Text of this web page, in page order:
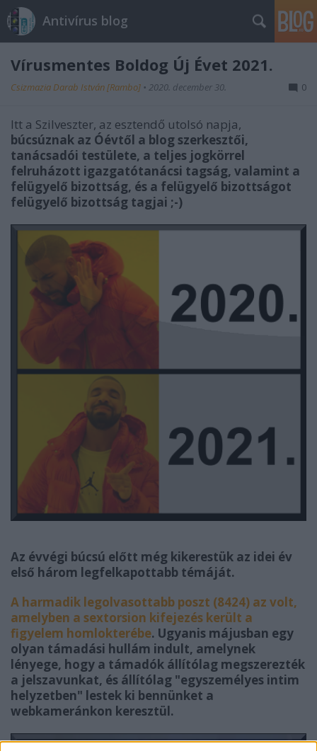
Antivírus blog
Vírusmentes Boldog Új Évet 2021.
Csizmazia Darab István [Rambo] • 2020. december 30. 0
Itt a Szilveszter, az esztendő utolsó napja,
búcsúznak az Óévtől a blog szerkesztői,
tanácsadói testülete, a teljes jogkörrel
felruházott igazgatótanácsi tagság, valamint a
felügyelő bizottság, és a felügyelő bizottságot
felügyelő bizottság tagjai ;-)
Az évvégi búcsú előtt még kikerestük az idei év
első három legfelkapottabb témáját.
A harmadik legolvasottabb poszt (8424) az volt,
amelyben a sextorsion kifejezés került a
figyelem homlokterébe. Ugyanis májusban egy
olyan támadási hullám indult, amelynek
lényege, hogy a támadók állítólag megszerezték
a jelszavunkat, és állítólag "egyszemélyes intim
helyzetben" lestek ki bennünket a
webkameránkon keresztül.